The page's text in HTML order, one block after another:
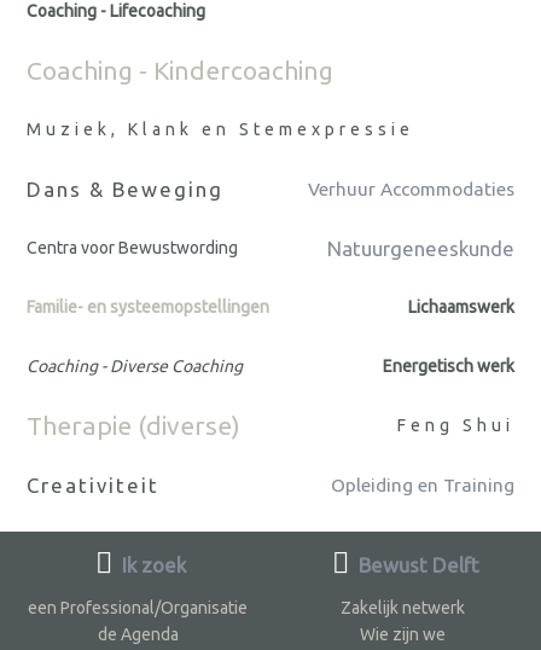
Coaching - Lifecoaching
Coaching - Kindercoaching
Muziek, Klank en Stemexpressie
Dans & Beweging Verhuur Accommodaties
Centra voor Bewustwording Natuurgeneeskunde
Familie- en systeemopstellingen Lichaamswerk
Coaching - Diverse Coaching Energetisch werk
Therapie (diverse) Feng Shui
Creativiteit Opleiding en Training
Ik zoek
een Professional/Organisatie
de Agenda
Bewust Delft
Zakelijk netwerk
Wie zijn we